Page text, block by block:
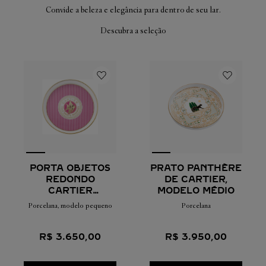
PORTA OBJETOS
REDONDO
CARTIER
CHARACTERS
Porcelana, modelo pequeno
R$ 3.650,00
Convide a beleza e elegância para dentro de seu lar.
Descubra a seleção
PRATO PANTHÈRE
DE CARTIER,
MODELO MÉDIO
Porcelana
R$ 3.950,00